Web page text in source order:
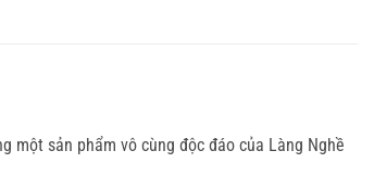
một sản phẩm vô cùng độc đáo của Làng Nghề